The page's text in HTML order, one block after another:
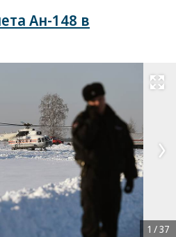
Ан-148 в
Развернуть
1 /37